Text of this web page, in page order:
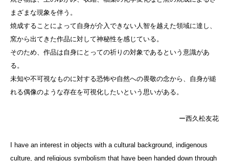
まざまな現象を伴う。
焼成することによって自身が介入できない人智を越えた領域に達し、
窯から出てきた作品に対して神秘性を感じている。
そのため、作品は自身にとっての祈りの対象であるという意識があ
る。
未知や不可視なものに対する恐怖や自然への畏敬の念から、自身が縋
れる偶像のような存在を可視化したいという思いがある。
ー西久松友花
I have an interest in objects with a cultural background, indigenous
culture, and religious symbolism that have been handed down through